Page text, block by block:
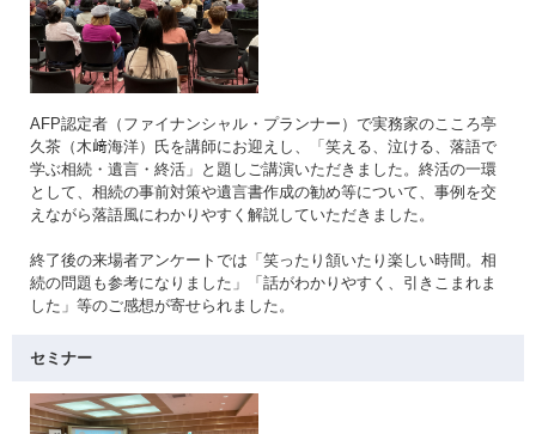
AFP認定者（ファイナンシャル・プランナー）で実務家のこころ亭
久茶（木﨑海洋）氏を講師にお迎えし、「笑える、泣ける、落語で
学ぶ相続・遺言・終活」と題しご講演いただきました。終活の一環
として、相続の事前対策や遺言書作成の勧め等について、事例を交
えながら落語風にわかりやすく解説していただきました。
終了後の来場者アンケートでは「笑ったり頷いたり楽しい時間。相
続の問題も参考になりました」「話がわかりやすく、引きこまれま
した」等のご感想が寄せられました。
セミナー